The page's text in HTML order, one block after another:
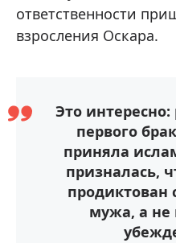
ответственности
взросления Оскара.
Это
первого
приняла
призналась,
продиктован
мужа, а не